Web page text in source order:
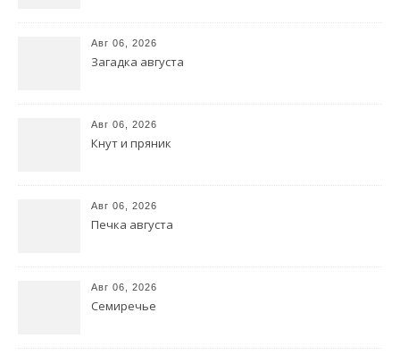
Авг 06, 2026
Загадка августа
Авг 06, 2026
Кнут и пряник
Авг 06, 2026
Печка августа
Авг 06, 2026
Семиречье